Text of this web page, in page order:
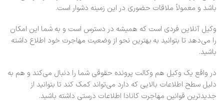
باشد و معمولاً ملاقات حضوری در این زمینه دشوار است.
وکیل آنلاین فردی است که همیشه در دسترس است و به شما این امکان
را می‌دهد تا بتوانید به بهترین نحو از وضعیت مهاجرت خود اطلاع داشته
باشید.
در واقع یک وکیل هم وکالت پرونده حقوقی شما را دنبال می‌کند و هم به
دلیل سطح اطلاعات بالایی که دارد می‌تواند کمک کند تا بتوانید از
جدیدترین قوانین مهاجرت کانادا اطلاعات درستی داشته باشید.